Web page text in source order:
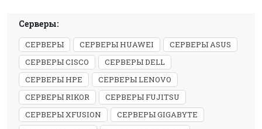
Серверы:
СЕРВЕРЫ СЕРВЕРЫ HUAWEI
СЕРВЕРЫ ASUS
СЕРВЕРЫ CISCO
СЕРВЕРЫ DELL
СЕРВЕРЫ HPE
СЕРВЕРЫ LENOVO
СЕРВЕРЫ RIKOR
СЕРВЕРЫ FUJITSU
СЕРВЕРЫ XFUSION
СЕРВЕРЫ GIGABYTE